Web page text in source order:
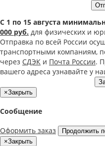
С 1 по 15 августа
000 руб. для физических и
Отправка по всей России
транспортными компаниям,
через СДЭК и Почта России.
вашего адреса узнавайте у
×Закрыть
Сообщение
Оформить заказ
Продолжить
×Закрыть